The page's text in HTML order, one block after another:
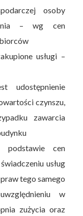
osoby
– wg cen
usługi –
udostępnienie
czynszu,
zawarcia
podstawie cen
usług
tego samego
w
zużycia oraz